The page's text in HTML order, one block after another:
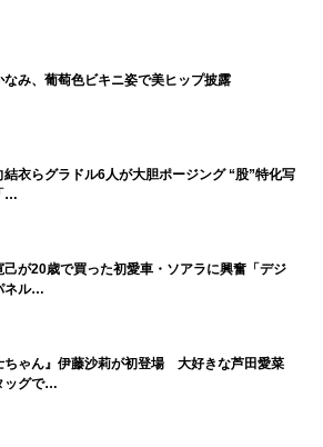
なみ、葡萄色ビキニ姿で美ヒップ披露
結衣らグラドル6人が大胆ポージング “股”特化写
…
己が20歳で買った初愛車・ソアラに興奮「デジ
ネル…
ちゃん』伊藤沙莉が初登場 大好きな芦田愛菜
ッグで…